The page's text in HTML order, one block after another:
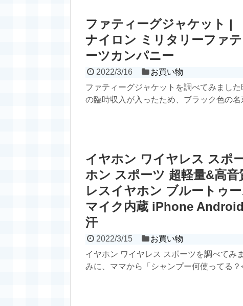
ファティーグジャケット |
ナイロン ミリタリーファ
ーツカンパニー
2022/3/16
お買い物
ファティーグジャケットを調べてみまし
の臨時収入が入ったため、ブラック色の
イヤホン ワイヤレス スポ
ホン スポーツ 超軽量&高
レスイヤホン ブルートゥ
マイク内蔵 iPhone
汗
2022/3/15
お買い物
イヤホン ワイヤレス スポーツを調べてみ
みに、ママから「シャンプー何使ってる？